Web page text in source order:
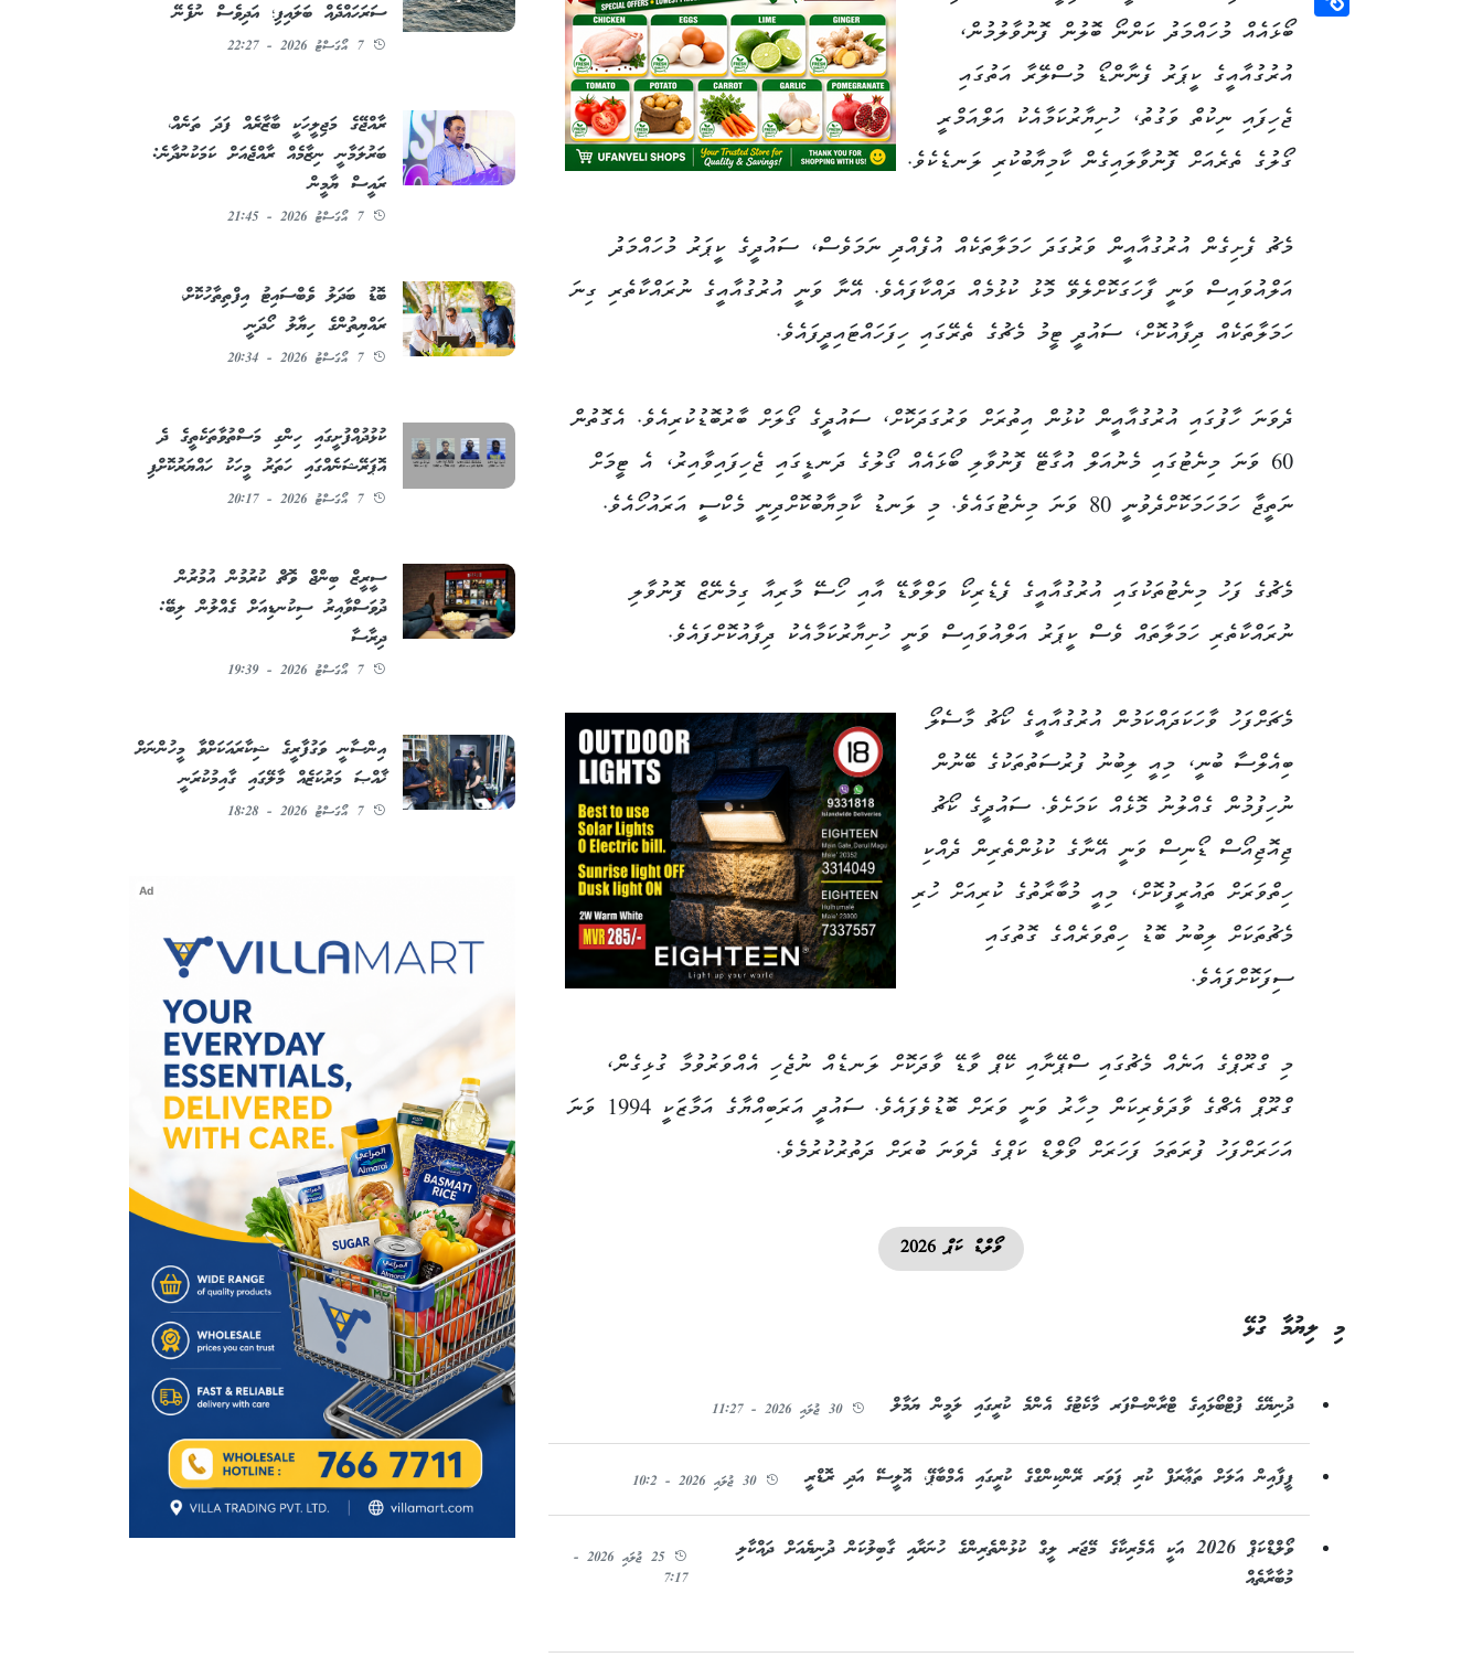
Copy
Link
ބޯޅައެއް މުހައްމަދު ކަންނޯ ބޮލުން ފޮނުވާލުމުން،
އުރުގުއާއީގެ ކީޕަރު ފެނާންޑޯ މުސްލޭރާ އަތުގައި
ޖެހިފައި ނިކުތް ވަގުތު، ހުށިޔާރުކަމާއެކު އަލްއަމްރީ
ގޯލުގެ ތެރެއަށް ފޮނުވާލައިގެން ކާމިޔާބުކުރި ލަނޑެކެވެ.
މެޗު ފެށިގެން އުރުގުއާއީން ވަރުގަދަ ހަމަލާތަކެއް އުފެއްދި ނަމަވެސް، ސައުދީގެ ކީޕަރު މުހައްމަދު
އަލްއުވައިސް ވަނީ ފާހަގަކޮށްލެވޭ މޮޅު ކުޅުމެއް ދައްކާފައެވެ. އޭނާ ވަނީ އުރުގުއާއީގެ ނުރައްކާތެރި ގިނަ
ހަމަލާތަކެއް ދިފާއުކޮށް، ސައުދީ ޓީމު މެޗުގެ ތެރޭގައި ހިފަހައްޓައިދީފައެވެ.
ދެވަނަ ހާފުގައި އުރުގުއާއީން ކުޅުން އިތުރަށް ވަރުގަދަކޮށް، ސައުދީގެ ގޯލަށް ބާރުބޮޑުކުރިއެވެ. އެގޮތުން
60 ވަނަ މިނެޓުގައި މެނުއަލް އުގާޓޭ ފޮނުވާލި ބޯޅައެއް ގޯލުގެ ދަނޑީގައި ޖެހިފައިވާއިރު، އެ ޓީމަށް
ނަތީޖާ ހަމަހަމަކޮށްދެވުނީ 80 ވަނަ މިނެޓުގައެވެ. މި ލަނޑު ކާމިޔާބުކޮށްދިނީ މެކްސީ އަރައުހޯއެވެ.
މެޗުގެ ފަހު މިނެޓުތަކުގައި އުރުގުއާއީގެ ފެޑެރިކޯ ވަލްވާޑޭ އާއި ހޯސޭ މާރިއާ ގިމެނޭޒް ފޮނުވާލި
ނުރައްކާތެރި ހަމަލާތައް ވެސް ކީޕަރު އަލްއުވައިސް ވަނީ ހުށިޔާރުކަމާއެކު ދިފާއުކޮށްފައެވެ.
މެޗަށްފަހު ވާހަކަދައްކަމުން އުރުގުއާއީގެ ކޯޗު މާސެލޯ
ބިއެލްސާ ބުނީ، މިއީ ލިބުނު ފުރުސަތުތަކުގެ ބޭނުން
ނުހިފުމުން ގެއްލުނު މޮޅެއް ކަމަށެވެ. ސައުދީގެ ކޯޗު
ޖިއޮޖިއޯސް ޑޯނިސް ވަނީ އޭނާގެ ކުޅުންތެރިން ދެއްކި
ހިތްވަރަށް ތައުރީފުކޮށް، މިއީ މުބާރާތުގެ ކުރިއަށް ހުރި
މެޗުތަކަށް ލިބުނު ބޮޑު ހިތްވަރެއްގެ ގޮތުގައި
ސިފަކޮށްފައެވެ.
މި ގްރޫޕްގެ އަނެއް މެޗުގައި ސްޕޭނާއި ކޭޕް ވާޑޭ ވާދަކޮށް ލަނޑެއް ނުޖެހި އެއްވަރުވުމާ ގުޅިގެން،
ގްރޫޕް އެޗްގެ ވާދަވެރިކަން މިހާރު ވަނީ ވަރަށް ބޮޑުވެފައެވެ. ސައުދީ އަރަބިއްޔާގެ އަމާޒަކީ 1994 ވަނަ
އަހަރަށްފަހު ފުރަތަމަ ފަހަރަށް ވޯލްޑް ކަޕްގެ ދެވަނަ ބުރަށް ދަތުރުކުރުމެވެ.
ވޯލްޑް ކަޕް 2026
މި ލިޔުމާ ގުޅޭ
ދުނިޔޭގެ ފުޓްބޯޅައިގެ ޓްރާންސްފަރ މާކެޓުގެ އެންމެ ކުރީގައި ލަމީން ޔަމާލް 30 ޖުލައި 2026 - 11:27
ފީފާއިން އަލަށް ތަޢާރަފް ކުރި ޕަވަރ ރޭންކިންގްގެ ކުރީގައި އެމްބާޕޭ، އޮލީސޭ އަދި ރޮޑްރީ 30 ޖުލައި 2026 - 10:2
ވޯލްޑްކަޕް 2026 އަކީ އެމެރިކާގެ މޭޖަރ ލީގް ކުޅުންތެރިންގެ ހުނަރާއި ގާބިލުކަން ދުނިޔެއަށް ދައްކާލި
މުބާރާތެއް
25 ޖުލައި 2026 -
7:17
ސަރަހައްދެއް ބަލައިފި؛ އަދިވެސް ނުފެނޭ
7 އޯގަސްޓު 2026 - 22:27
ރާއްޖޭގެ މަޖިލީހަކީ ބާޒާރެއް ފަދަ ތަނެއް،
ބަރުލަމާނީ ނިޒާމެއް ރާއްޖެއަށް ކަމަކުނުދާނެ:
ރައީސް ޔާމީން
7 އޯގަސްޓު 2026 - 21:45
ބޮޑު ބަދަލު ވެބްސައިޓު އިފްތިތާހުކޮށް،
ރައްޔިތުންގެ ހިޔާލު ހޯދަނީ
7 އޯގަސްޓު 2026 - 20:34
ކުޅުދުއްފުށީގައި ހިންގި މަސްތުވާތަކެތީގެ ދެ
އޮޕަރޭޝަނެއްގައި ހަތަރު މީހަކު ހައްޔަރުކޮށްފި
7 އޯގަސްޓު 2026 - 20:17
ސީރީޒް ބިންޖް ވޮޗް ކުރުމުން އުމުރުން
ދުވަސްވާއިރު ސިކުނޑިއަށް ގެއްލުން ލިބޭ:
ދިރާސާ
7 އޯގަސްޓު 2026 - 19:39
އިންސާނީ ވަގުފާރީގެ ޝިކާރައަކަށްވާ މީހުންނަށް
ޚާއްޞަ މަރުކަޒެއް މާލޭގައި ގާއިމުކުރަނީ
7 އޯގަސްޓު 2026 - 18:28
Ad